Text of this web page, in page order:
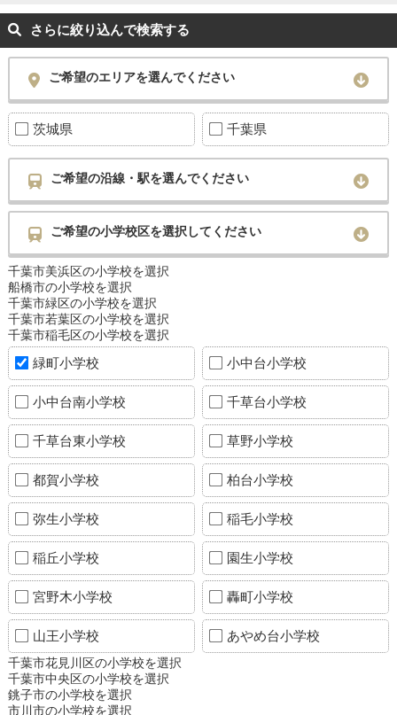
さらに絞り込んで検索する
ご希望のエリアを選んでください
茨城県 千葉県
ご希望の沿線・駅を選んでください
ご希望の小学校区を選択してください
千葉市美浜区の小学校を選択
船橋市の小学校を選択
千葉市緑区の小学校を選択
千葉市若葉区の小学校を選択
千葉市稲毛区の小学校を選択
緑町小学校 小中台小学校
小中台南小学校 千草台小学校
千草台東小学校 草野小学校
都賀小学校 柏台小学校
弥生小学校 稲毛小学校
稲丘小学校 園生小学校
宮野木小学校 轟町小学校
山王小学校 あやめ台小学校
千葉市花見川区の小学校を選択
千葉市中央区の小学校を選択
銚子市の小学校を選択
市川市の小学校を選択